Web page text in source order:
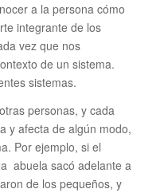
a la persona cómo
integrante de los
vez que nos
de un sistema.
sistemas.
personas, y cada
y afecta de algún modo,
Por ejemplo, si el
abuela sacó adelante a
de los pequeños, y